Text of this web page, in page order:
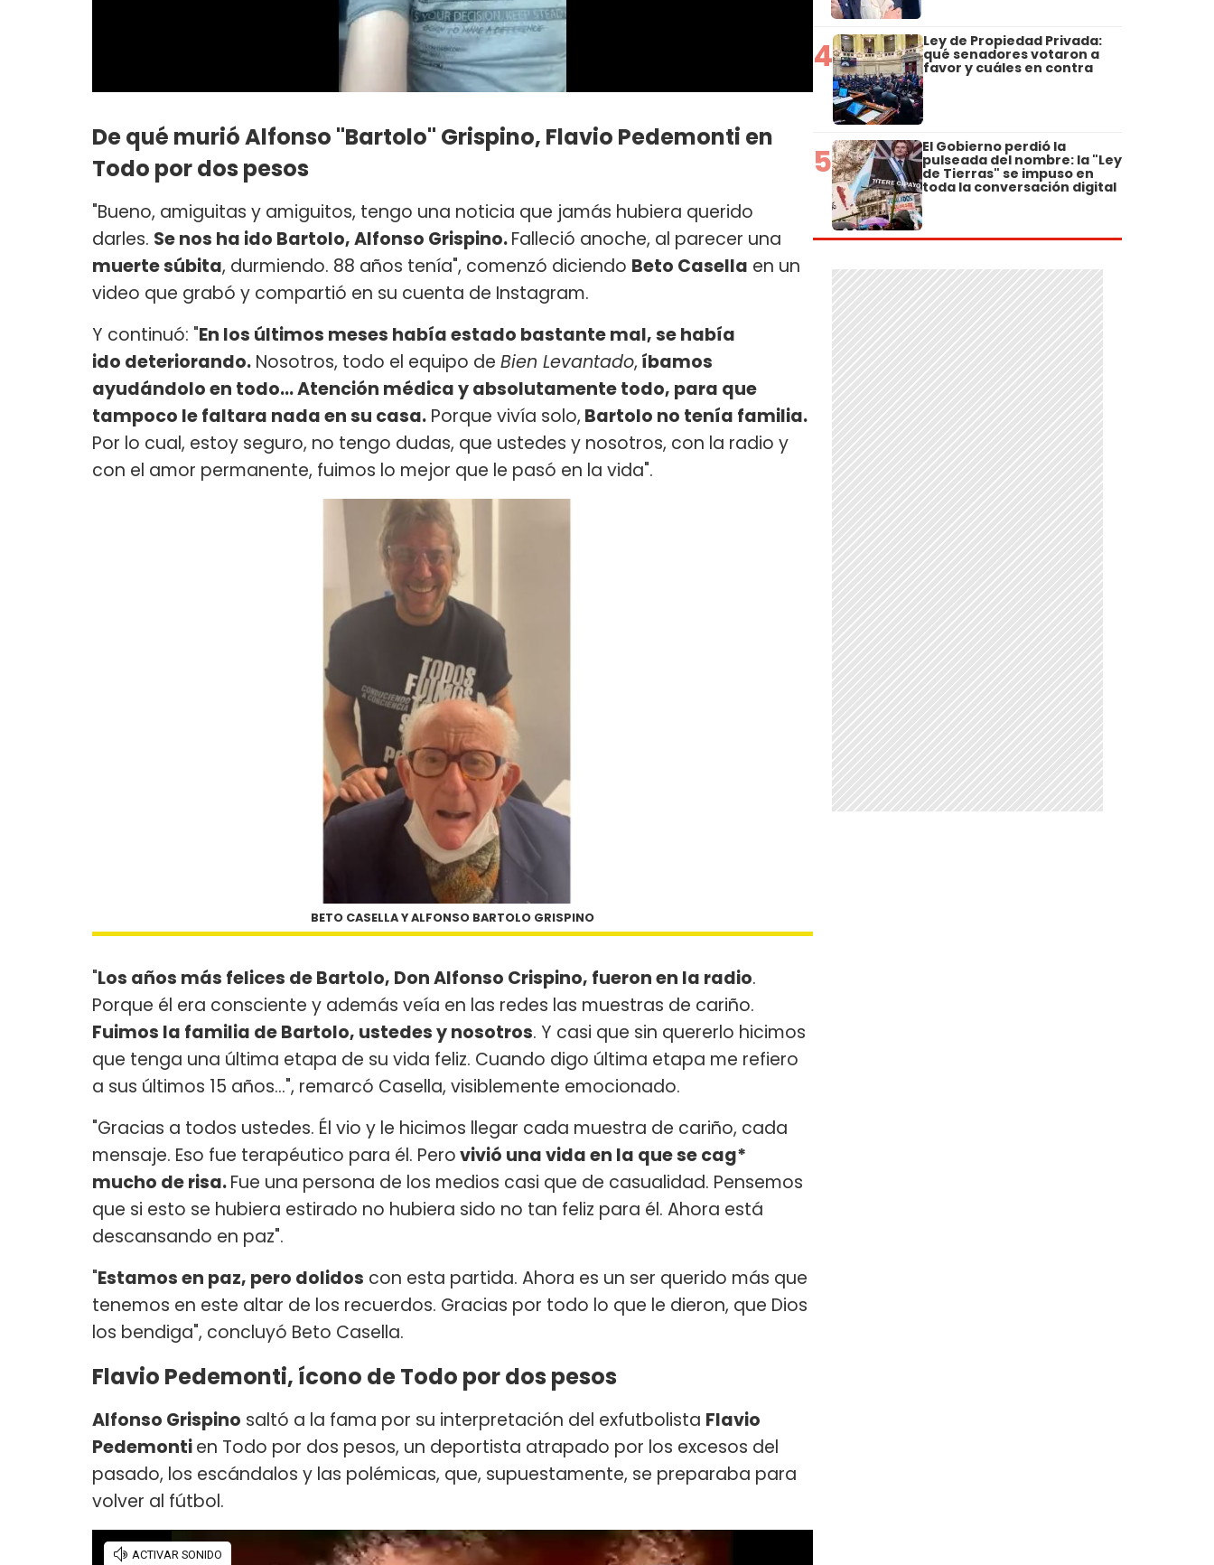
De qué murió Alfonso "Bartolo" Grispino, Flavio Pedemonti en
Todo por dos pesos
"Bueno, amiguitas y amiguitos, tengo una noticia que jamás hubiera querido
darles. Se nos ha ido Bartolo, Alfonso Grispino.Falleció anoche, al parecer una
muerte súbita, durmiendo. 88 años tenía", comenzó diciendo Beto Casella en un
video que grabó y compartió en su cuenta de Instagram.
Y continuó: "En los últimos meses había estado bastante mal, se había
ido deteriorando. Nosotros, todo el equipo de Bien Levantado, íbamos
ayudándolo en todo... Atención médica y absolutamente todo, para que
tampoco le faltara nada en su casa. Porque vivía solo, Bartolo no tenía familia.
Por lo cual, estoy seguro, no tengo dudas, que ustedes y nosotros, con la radio y
con el amor permanente, fuimos lo mejor que le pasó en la vida".
BETO CASELLA Y ALFONSO BARTOLO GRISPINO
"Los años más felices de Bartolo, Don Alfonso Crispino, fueron en la radio.
Porque él era consciente y además veía en las redes las muestras de cariño.
Fuimos la familia de Bartolo, ustedes y nosotros. Y casi que sin quererlo hicimos
que tenga una última etapa de su vida feliz. Cuando digo última etapa me refiero
a sus últimos 15 años...", remarcó Casella, visiblemente emocionado.
"Gracias a todos ustedes. Él vio y le hicimos llegar cada muestra de cariño, cada
mensaje. Eso fue terapéutico para él. Perovivió una vida en la que se cag*
mucho de risa.Fue una persona de los medios casi que de casualidad. Pensemos
que si esto se hubiera estirado no hubiera sido no tan feliz para él. Ahora está
descansando en paz".
"Estamos en paz, pero dolidos con esta partida. Ahora es un ser querido más que
tenemos en este altar de los recuerdos. Gracias por todo lo que le dieron, que Dios
los bendiga", concluyó Beto Casella.
Flavio Pedemonti, ícono de Todo por dos pesos
Alfonso Grispino saltó a la fama por su interpretación del exfutbolista Flavio
Pedemontien Todo por dos pesos, un deportista atrapado por los excesos del
pasado, los escándalos y las polémicas, que, supuestamente, se preparaba para
volver al fútbol.
4 Ley de Propiedad Privada:
qué senadores votaron a
favor y cuáles en contra
5 El Gobierno perdió la
pulseada del nombre: la "Ley
de Tierras" se impuso en
toda la conversación digital